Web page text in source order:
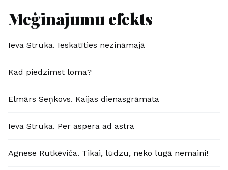
Mēģinājumu efekts
Ieva Struka. Ieskatīties nezināmajā
Kad piedzimst loma?
Elmārs Seņkovs. Kaijas dienasgrāmata
Ieva Struka. Per aspera ad astra
Agnese Rutkēviča. Tikai, lūdzu, neko lugā nemaini!